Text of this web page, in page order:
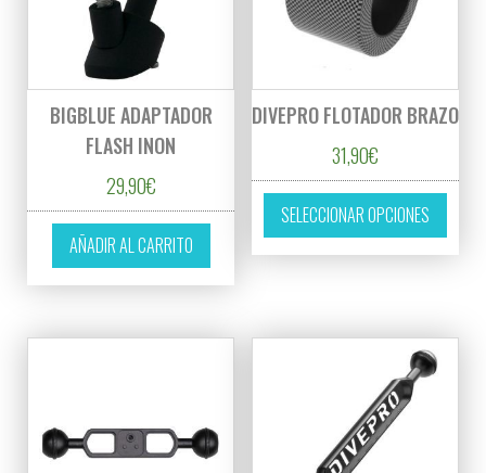
BIGBLUE ADAPTADOR
FLASH INON
29,90€
AÑADIR AL CARRITO
DIVEPRO FLOTADOR BRAZO
31,90€
SELECCIONAR OPCIONES
Este